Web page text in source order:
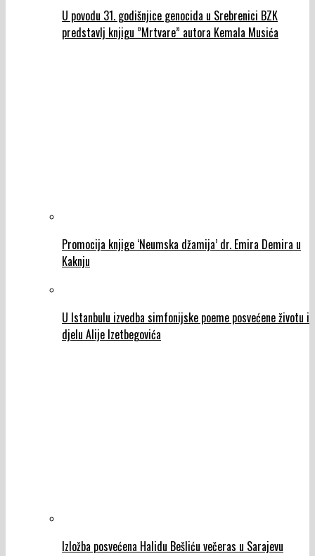
U povodu 31. godišnjice genocida u Srebrenici BZK
predstavlj knjigu ”Mrtvare” autora Kemala Musića
Promocija knjige ‘Neumska džamija’ dr. Emira Demira u
Kaknju
U Istanbulu izvedba simfonijske poeme posvećene životu i
djelu Alije Izetbegovića
Izložba posvećena Halidu Bešliću večeras u Sarajevu